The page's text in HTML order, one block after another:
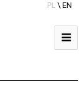
PL \ EN